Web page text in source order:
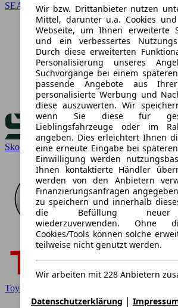
SEAT
Skoda
Toyota
Wir bzw. Drittanbieter nutzen
Mittel, darunter u.a. Cookies
Webseite, um Ihnen erweiterte
und ein verbessertes
Durch diese erweiterten
Personalisierung unseres
Suchvorgänge bei einem
passende Angebote aus
personalisierte Werbung und
diese auszuwerten. Wir
wenn Sie diese für
Lieblingsfahrzeuge oder im
angeben. Dies erleichtert Ihnen
eine erneute Eingabe bei
Einwilligung werden
Ihnen kontaktierte Händler
werden von den Anbietern
Finanzierungsanfragen
zu speichern und innerhalb
die Befüllung neuer
wiederzuverwenden. Ohne
Cookies/Tools können solche
teilweise nicht genutzt werden.
Wir arbeiten mit 228 Anbietern
Datenschutzerklärung |